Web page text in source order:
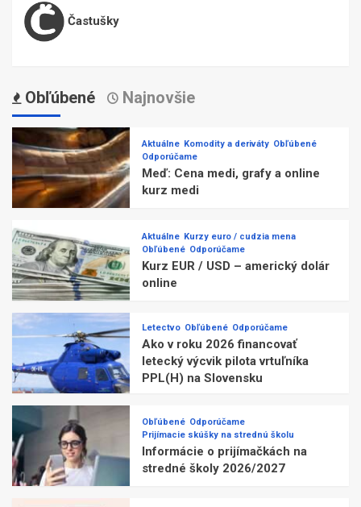
Častušky
Obľúbené Najnovšie
Aktuálne Komodity a deriváty Obľúbené
Odporúčame
Meď: Cena medi, grafy a online
kurz medi
Aktuálne Kurzy euro / cudzia mena
Obľúbené Odporúčame
Kurz EUR / USD – americký dolár
online
Letectvo Obľúbené Odporúčame
Ako v roku 2026 financovať
letecký výcvik pilota vrtuľníka
PPL(H) na Slovensku
Obľúbené Odporúčame
Prijímacie skúšky na strednú školu
Informácie o prijímačkách na
stredné školy 2026/2027